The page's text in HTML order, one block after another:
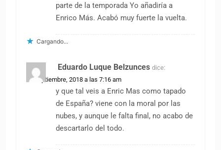
parte de la temporada Yo añadiría a
Enrico Más. Acabó muy fuerte la vuelta.
Cargando...
Eduardo Luque Belzunces dice:
29 septiembre, 2018 a las 7:16 am
y que tal veis a Enric Mas como tapado
de España? viene con la moral por las
nubes, y aunque le falta final, no acabo de
descartarlo del todo.